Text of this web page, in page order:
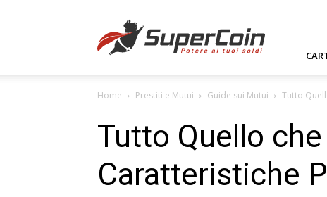
Home Prestiti e Mutui Guide sui Mutui Tutto
Tutto Quello
Caratteristiche